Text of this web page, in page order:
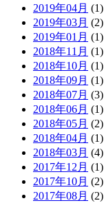
2019年04月 (1)
2019年03月 (2)
2019年01月 (1)
2018年11月 (1)
2018年10月 (1)
2018年09月 (1)
2018年07月 (3)
2018年06月 (1)
2018年05月 (2)
2018年04月 (1)
2018年03月 (4)
2017年12月 (1)
2017年10月 (2)
2017年08月 (2)